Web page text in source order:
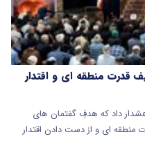
قدرت منطقه‌ ای و اقتدار
داد که هدفِ گفتمان‌ های
ای و از دست دادن اقتدار